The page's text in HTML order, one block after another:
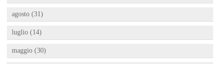
agosto (31)
luglio (14)
maggio (30)